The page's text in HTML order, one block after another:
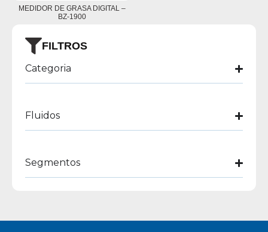
FILTROS
Categoria
Fluidos
Segmentos
MEDIDOR DE GRASA DIGITAL –
BZ-1900